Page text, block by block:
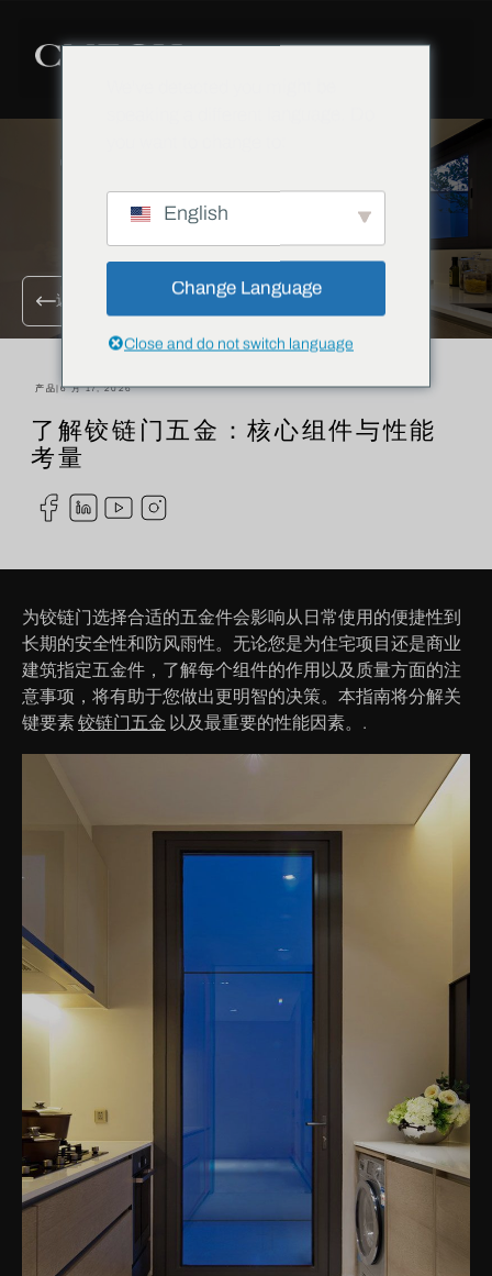
返回所有博客
产品 6 月 17, 2026
了解铰链门五金：核心组件与性能
考量
为铰链门选择合适的五金件会影响从日常使用的便捷性到
长期的安全性和防风雨性。无论您是为住宅项目还是商业
建筑指定五金件，了解每个组件的作用以及质量方面的注
意事项，将有助于您做出更明智的决策。本指南将分解关
键要素铰链门五金 以及最重要的性能因素。.
English
Change Language
Close and do not switch language